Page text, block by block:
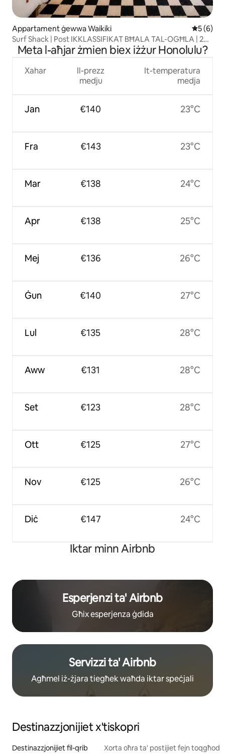
Appartament ġewwa Waikiki Rating
5 (6)
Surf Shack | Post IKKLASSIFIKAT BĦALA TAL-OGĦLA | 2
Galleriji
Meta l-aħjar żmien biex iżżur Honolulu?
Xahar
Jan
Fra
Mar
Apr
Mej
Ġun
Lul
Aww
Set
Ott
Nov
Diċ
Il-prezz
medju
€140
€143
€138
€138
€136
€140
€135
€131
€123
€125
€125
€147
It-temperatura
medja
23°C
23°C
24°C
25°C
26°C
27°C
28°C
28°C
28°C
27°C
26°C
24°C
Iktar minn Airbnb
Esperjenzi ta' Airbnb
Għix esperjenza ġdida
Servizzi ta' Airbnb
Agħmel iż-żjara tiegħek waħda iktar speċjali
Destinazzjonijiet x'tiskopri
Destinazzjonijiet fil-qrib Xorta oħra ta' postijiet fejn toqgħod